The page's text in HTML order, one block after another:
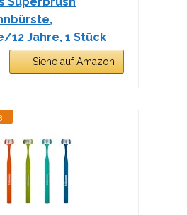
12 Jahre, 1 Stück
Siehe auf Amazon